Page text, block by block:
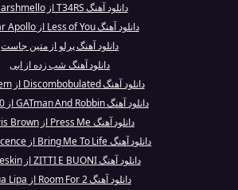
دانلود آهنگ T34RS از Marshmello
دانلود آهنگ Less of You از Omar Apollo
دانلود آهنگ پرلو از متین جاست
دانلود آهنگ شب‌ زده از ابی
دانلود آهنگ Discombobulated از Eminem
دانلود آهنگ GATman And Robbin از 50 Cent
دانلود آهنگ Press Me از Chris Brown
دانلود آهنگ Bring Me To Life از Evanescence
دانلود آهنگ ZITTI E BUONI از Måneskin
دانلود آهنگ Room For 2 از Dua Lipa